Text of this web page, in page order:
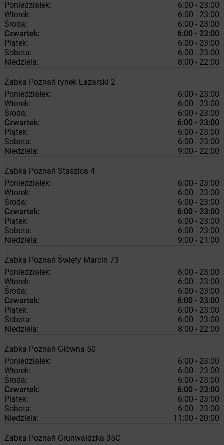
Poniedziałek:
6:00 - 23:00
Wtorek:
6:00 - 23:00
Środa:
6:00 - 23:00
Czwartek:
6:00 - 23:00
Piątek:
6:00 - 23:00
Sobota:
6:00 - 23:00
Niedziela:
8:00 - 22:00
Żabka Poznań rynek Łazarski 2
Poniedziałek:
6:00 - 23:00
Wtorek:
6:00 - 23:00
Środa:
6:00 - 23:00
Czwartek:
6:00 - 23:00
Piątek:
6:00 - 23:00
Sobota:
6:00 - 23:00
Niedziela:
9:00 - 22:00
Żabka Poznań Staszica 4
Poniedziałek:
6:00 - 23:00
Wtorek:
6:00 - 23:00
Środa:
6:00 - 23:00
Czwartek:
6:00 - 23:00
Piątek:
6:00 - 23:00
Sobota:
6:00 - 23:00
Niedziela:
9:00 - 21:00
Żabka Poznań Święty Marcin 73
Poniedziałek:
6:00 - 23:00
Wtorek:
6:00 - 23:00
Środa:
6:00 - 23:00
Czwartek:
6:00 - 23:00
Piątek:
6:00 - 23:00
Sobota:
6:00 - 23:00
Niedziela:
8:00 - 22:00
Żabka Poznań Główna 50
Poniedziałek:
6:00 - 23:00
Wtorek:
6:00 - 23:00
Środa:
6:00 - 23:00
Czwartek:
6:00 - 23:00
Piątek:
6:00 - 23:00
Sobota:
6:00 - 23:00
Niedziela:
11:00 - 20:00
Żabka Poznań Grunwaldzka 35C